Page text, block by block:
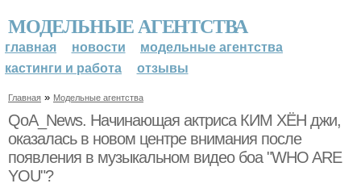
МОДЕЛЬНЫЕ АГЕНТСТВА
главная новости
модельные агентства
кастинги и работа
отзывы
Главная » Модельные агентства
QoA_News. Начинающая актриса КИМ ХЁН джи,
оказалась в новом центре внимания после
появления в музыкальном видео боа "WHO ARE
YOU"?